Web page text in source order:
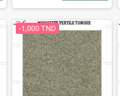
-1,000 TND